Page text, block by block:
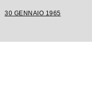
30 GENNAIO 1965